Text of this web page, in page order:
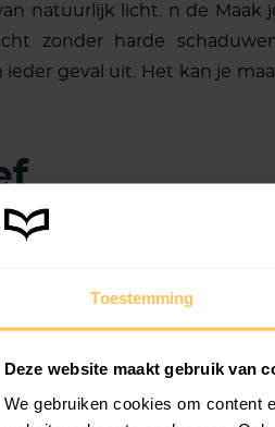
Toestemming
Deze website maakt gebruik van
We gebruiken cookies om content
natuurlijk licht. n de
zonder harde
ieder geval uit. Het kan je
van bovenaf, verplaats
knabbelmaatje. Ook voor
ook een super
afdrukken maar!
liggend
Houd er bij de keuze voor